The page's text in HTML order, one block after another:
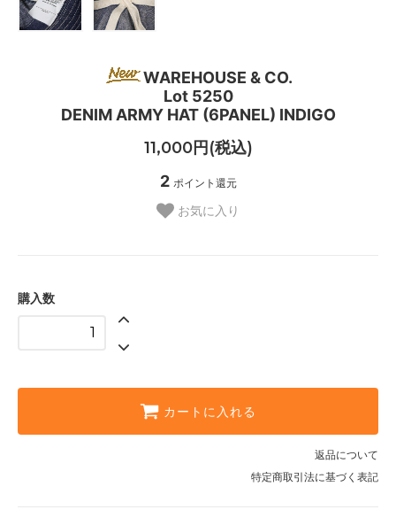
WAREHOUSE & CO.
Lot 5250
DENIM ARMY HAT (6PANEL) INDIGO
11,000円(税込)
2 ポイント還元
お気に入り
購入数
カートに入れる
返品について
特定商取引法に基づく表記